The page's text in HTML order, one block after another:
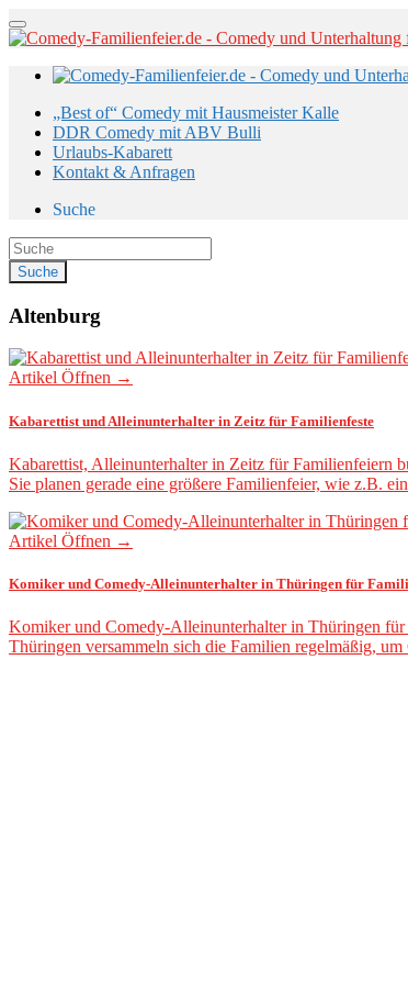
„Best of“ Comedy mit Hausmeister Kalle
DDR Comedy mit ABV Bulli
Urlaubs-Kabarett
Kontakt & Anfragen
Suche
Altenburg
Artikel Öffnen →
Kabarettist und Alleinunterhalter in Zeitz für Familienfeste
Kabarettist, Alleinunterhalter in Zeitz für Familienfeiern
Sie planen gerade eine größere Familienfeier, wie z.B.
Artikel Öffnen →
Komiker und Comedy-Alleinunterhalter in Thüringen für
Komiker und Comedy-Alleinunterhalter in Thüringen
Thüringen versammeln sich die Familien regelmäßig,